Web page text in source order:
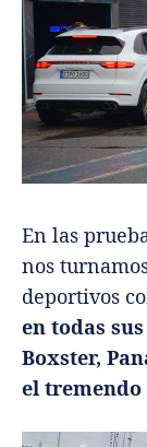
En las
nos
deportivos
en todas
Boxster,
el tremendo